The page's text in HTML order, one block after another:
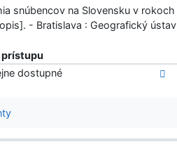
snúbencov na Slovensku v rokoch
- Bratislava : Geografický ústav
prístupu
dostupné